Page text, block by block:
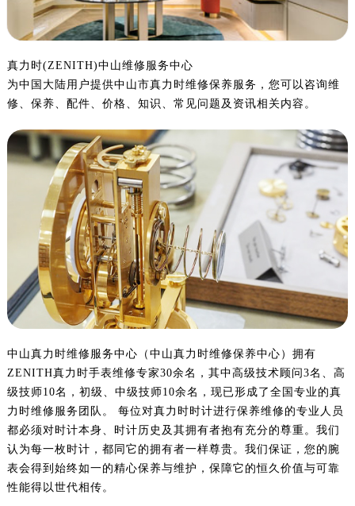
真力时(ZENITH)中山维修服务中心
为中国大陆用户提供中山市真力时维修保养服务，您可以咨询维
修、保养、配件、价格、知识、常见问题及资讯相关内容。
中山真力时维修服务中心（中山真力时维修保养中心）拥有
ZENITH真力时手表维修专家30余名，其中高级技术顾问3名、高
级技师10名，初级、中级技师10余名，现已形成了全国专业的真
力时维修服务团队。 每位对真力时时计进行保养维修的专业人员
都必须对时计本身、时计历史及其拥有者抱有充分的尊重。我们
认为每一枚时计，都同它的拥有者一样尊贵。我们保证，您的腕
表会得到始终如一的精心保养与维护，保障它的恒久价值与可靠
性能得以世代相传。